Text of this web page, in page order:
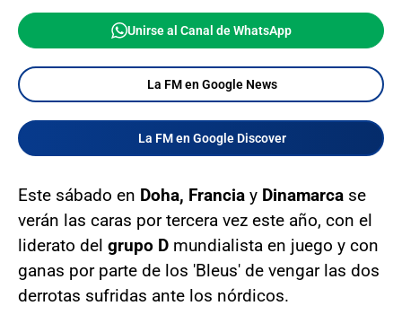
Unirse al Canal de WhatsApp
La FM en Google News
La FM en Google Discover
Este sábado en Doha, Francia y Dinamarca se
verán las caras por tercera vez este año, con el
liderato del grupo D mundialista en juego y con
ganas por parte de los 'Bleus' de vengar las dos
derrotas sufridas ante los nórdicos.